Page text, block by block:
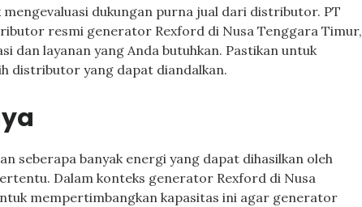
dukungan purna jual dari distributor. PT
resmi generator Rexford di Nusa Tenggara Timur,
dan layanan yang Anda butuhkan. Pastikan untuk
distributor yang dapat diandalkan.
seberapa banyak energi yang dapat dihasilkan oleh
Dalam konteks generator Rexford di Nusa
mempertimbangkan kapasitas ini agar generator